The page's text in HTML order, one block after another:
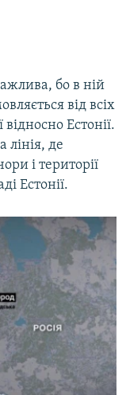
бо в ній
від всіх
відносно Естонії.
лінія, де
і території
Естонії.